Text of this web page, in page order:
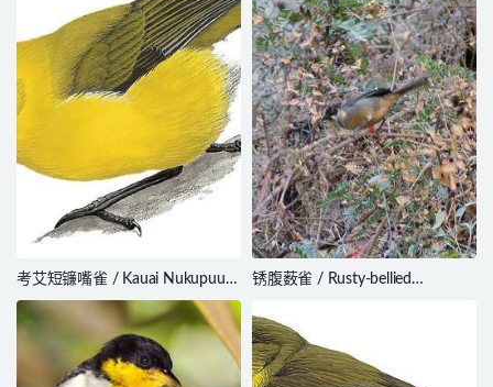
考艾短镰嘴雀 / Kauai Nukupuu /
Hemignathus hanapepe
锈腹薮雀 / Rusty-bellied